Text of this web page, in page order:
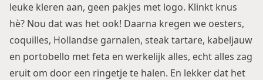
leuke kleren aan, geen pakjes met logo. Klinkt knus
hè? Nou dat was het ook! Daarna kregen we oesters,
coquilles, Hollandse garnalen, steak tartare, kabeljauw
en portobello met feta en werkelijk alles, echt alles zag
eruit om door een ringetje te halen. En lekker dat het